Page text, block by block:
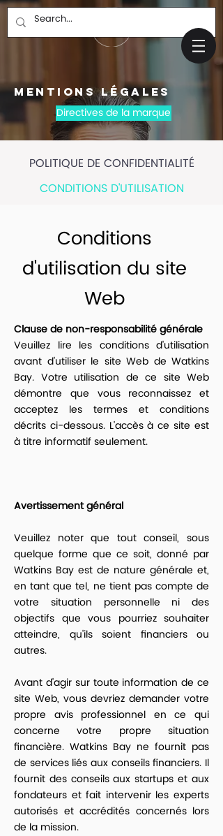
mentions légales
Directives de la marque
POLITIQUE DE CONFIDENTIALITÉ
CONDITIONS D'UTILISATION
Conditions
d'utilisation du site
Web
Clause de non-responsabilité générale
Veuillez lire les conditions d'utilisation
avant d'utiliser le site Web de Watkins
Bay. Votre utilisation de ce site Web
démontre que vous reconnaissez et
acceptez les termes et conditions
décrits ci-dessous. L'accès à ce site est
à titre informatif seulement.
Avertissement général
Veuillez noter que tout conseil, sous
quelque forme que ce soit, donné par
Watkins Bay est de nature générale et,
en tant que tel, ne tient pas compte de
votre situation personnelle ni des
objectifs que vous pourriez souhaiter
atteindre, qu'ils soient financiers ou
autres.
Avant d'agir sur toute information de ce
site Web, vous devriez demander votre
propre avis professionnel en ce qui
concerne votre propre situation
financière. Watkins Bay ne fournit pas
de services liés aux conseils financiers. Il
fournit des conseils aux startups et aux
fondateurs et fait intervenir les experts
autorisés et accrédités concernés lors
de la mission.